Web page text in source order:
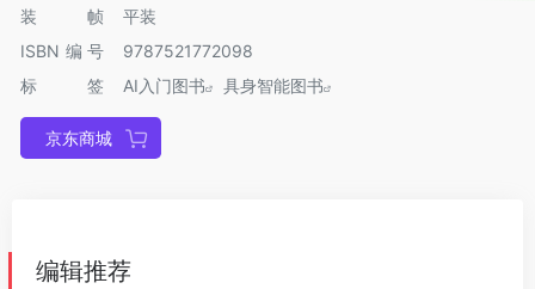
装帧
平装
ISBN编号
9787521772098
标签
AI入门图书 具身智能图书
京东商城
编辑推荐